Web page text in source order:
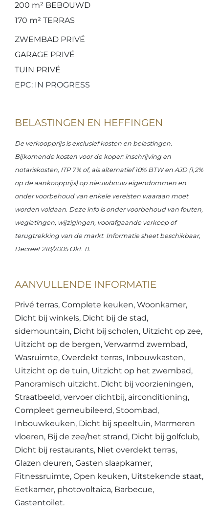
200 m² BEBOUWD
170 m² TERRAS
ZWEMBAD PRIVÉ
GARAGE PRIVÉ
TUIN PRIVÉ
EPC: IN PROGRESS
BELASTINGEN EN HEFFINGEN
De verkoopprijs is exclusief kosten en belastingen.
Bijkomende kosten voor de koper: inschrijving en
notariskosten, ITP 7% of, als alternatief 10% BTW en AJD (1,2%
op de aankoopprijs) op nieuwbouw eigendommen en
onder voorbehoud van enkele vereisten waaraan moet
worden voldaan. Deze info is onder voorbehoud van fouten,
weglatingen, wijzigingen, voorafgaande verkoop of
terugtrekking van de markt. Informatie sheet beschikbaar,
Decreet 218/2005 Okt. 11.
AANVULLENDE INFORMATIE
Privé terras, Complete keuken, Woonkamer,
Dicht bij winkels, Dicht bij de stad,
sidemountain, Dicht bij scholen, Uitzicht op zee,
Uitzicht op de bergen, Verwarmd zwembad,
Wasruimte, Overdekt terras, Inbouwkasten,
Uitzicht op de tuin, Uitzicht op het zwembad,
Panoramisch uitzicht, Dicht bij voorzieningen,
Straatbeeld, vervoer dichtbij, airconditioning,
Compleet gemeubileerd, Stoombad,
Inbouwkeuken, Dicht bij speeltuin, Marmeren
vloeren, Bij de zee/het strand, Dicht bij golfclub,
Dicht bij restaurants, Niet overdekt terras,
Glazen deuren, Gasten slaapkamer,
Fitnessruimte, Open keuken, Uitstekende staat,
Eetkamer, photovoltaica, Barbecue,
Gastentoilet.